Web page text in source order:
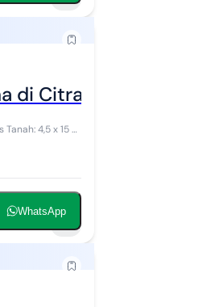
Citra Raya Tangerang
WhatsApp